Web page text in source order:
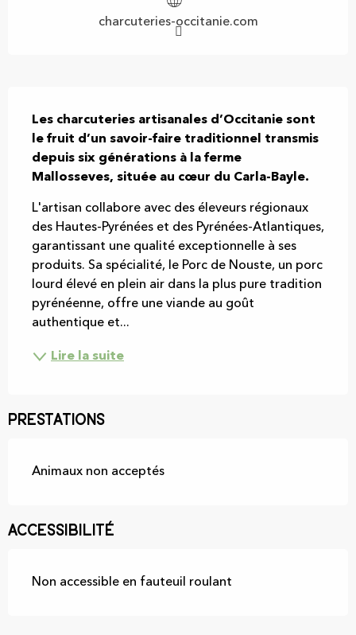
charcuteries-occitanie.com
Les charcuteries artisanales d’Occitanie sont
le fruit d’un savoir-faire traditionnel transmis
depuis six générations à la ferme
Mallosseves, située au cœur du Carla-Bayle.
L'artisan collabore avec des éleveurs régionaux
des Hautes-Pyrénées et des Pyrénées-Atlantiques,
garantissant une qualité exceptionnelle à ses
produits. Sa spécialité, le Porc de Nouste, un porc
lourd élevé en plein air dans la plus pure tradition
pyrénéenne, offre une viande au goût
authentique et...
Lire la suite
Prestations
Animaux non acceptés
Accessibilité
Non accessible en fauteuil roulant